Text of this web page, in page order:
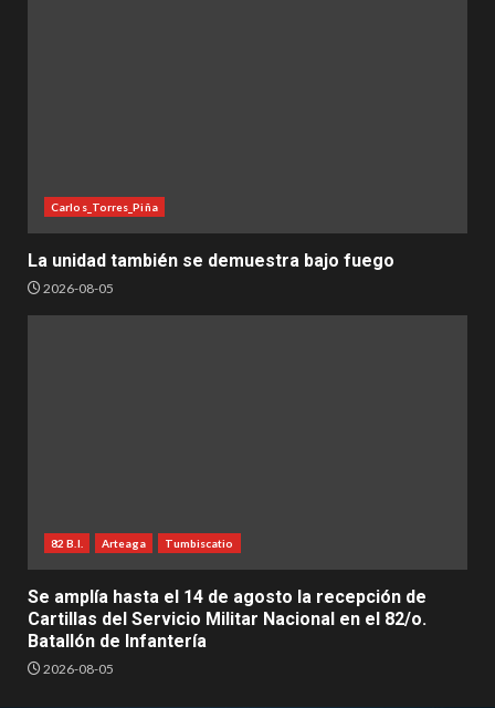
Carlos_Torres_Piña
La unidad también se demuestra bajo fuego
2026-08-05
82 B.I. Arteaga Tumbiscatio
Se amplía hasta el 14 de agosto la recepción de
Cartillas del Servicio Militar Nacional en el 82/o.
Batallón de Infantería
2026-08-05